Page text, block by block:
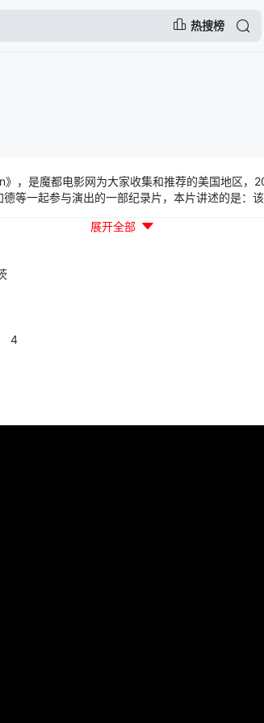
热搜榜
》，是魔都电影网为大家收集和推荐的美国地区，
德等一起参与演出的一部纪录片，本片讲述的是：
展开全部
4